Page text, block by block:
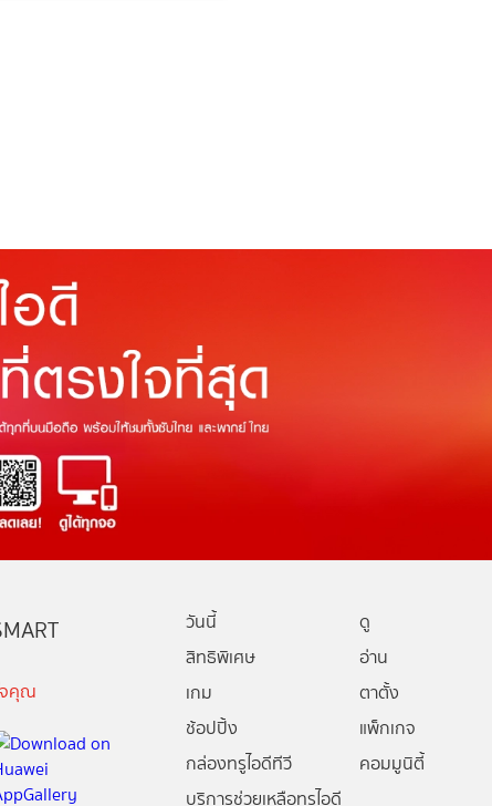
จคุณ
วันนี้
ดู
สิทธิพิเศษ
อ่าน
เกม
ตาตั้ง
ช้อปปิ้ง
แพ็กเกจ
กล่องทรูไอดีทีวี
คอมมูนิตี้
บริการช่วยเหลือทรูไอดี